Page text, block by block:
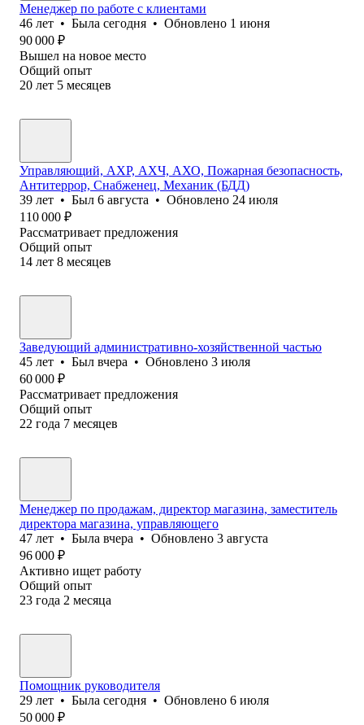
Менеджер по работе с клиентами
46 лет • Была сегодня • Обновлено 1 июня
90 000 ₽
Вышел на новое место
Общий опыт
20 лет 5 месяцев
Управляющий, АХР, АХЧ, АХО, Пожарная безопасность,
Антитеррор, Снабженец, Механик (БДД)
39 лет • Был 6 августа • Обновлено 24 июля
110 000 ₽
Рассматривает предложения
Общий опыт
14 лет 8 месяцев
Заведующий административно-хозяйственной частью
45 лет • Был вчера • Обновлено 3 июля
60 000 ₽
Рассматривает предложения
Общий опыт
22 года 7 месяцев
Менеджер по продажам, директор магазина, заместитель
директора магазина, управляющего
47 лет • Была вчера • Обновлено 3 августа
96 000 ₽
Активно ищет работу
Общий опыт
23 года 2 месяца
Помощник руководителя
29 лет • Была сегодня • Обновлено 6 июля
50 000 ₽